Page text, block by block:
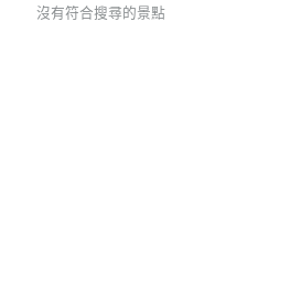
沒有符合搜尋的景點